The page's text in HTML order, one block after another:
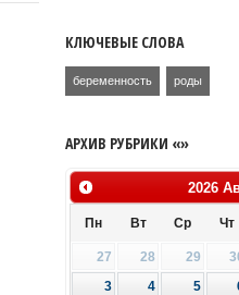
КЛЮЧЕВЫЕ СЛОВА
беременность роды
АРХИВ РУБРИКИ «»
2026
Пн Вт Ср Чт
27 28 29
3
4 5